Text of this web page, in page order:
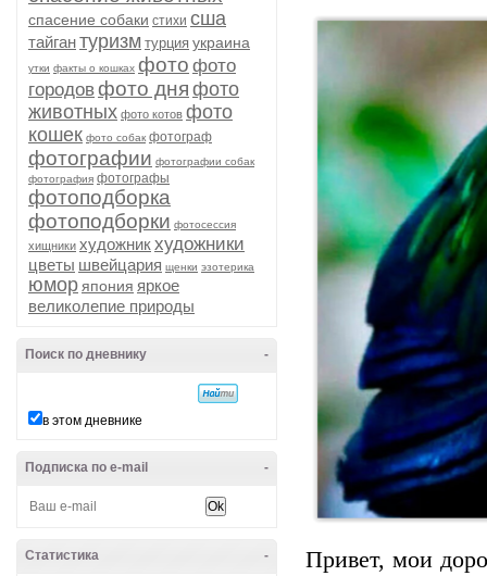
спасение собаки стихи сша
тайгантуризм турция украина
утки факты о кошках фото фото
городовфото дня фото
животных фото котов фото
кошек фото собак фотограф
фотографии фотографии собак
фотография фотографы
фотоподборка
фотоподборки фотосессия
хищники художникхудожники
цветы швейцария щенки эзотерика
юмор япония яркое
великолепие природы
-
Поиск по дневнику
в этом дневнике
-
Подписка по e-mail
-
Статистика
Привет, мои